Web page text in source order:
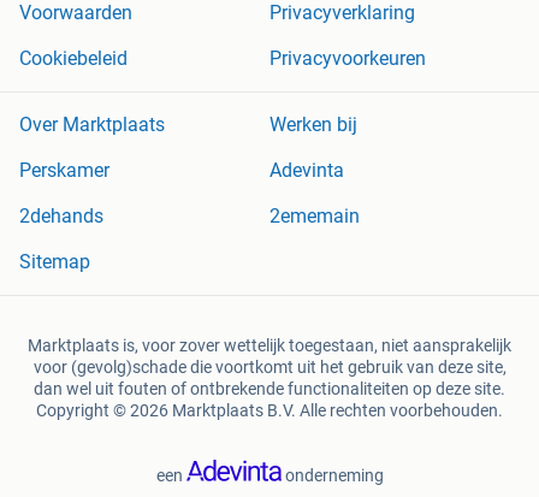
Voorwaarden
Privacyverklaring
Cookiebeleid
Privacyvoorkeuren
Over Marktplaats
Werken bij
Perskamer
Adevinta
2dehands
2ememain
Sitemap
Marktplaats is, voor zover wettelijk toegestaan, niet aansprakelijk
voor (gevolg)schade die voortkomt uit het gebruik van deze site,
dan wel uit fouten of ontbrekende functionaliteiten op deze site.
Copyright © 2026 Marktplaats B.V. Alle rechten voorbehouden.
een onderneming